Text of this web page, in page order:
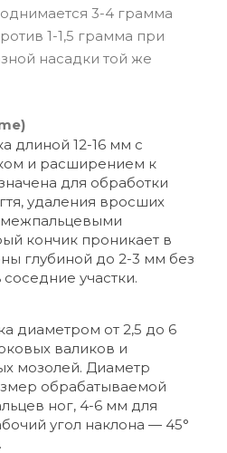
3-4 грамма
1-1,5 грамма при
насадки той же
длиной 12-16 мм с
и расширением к
для обработки
удаления вросших
межпальцевыми
кончик проникает в
глубиной до 2-3 мм без
участки.
диаметром от 2,5 до 6
валиков и
мозолей. Диаметр
обрабатываемой
ног, 4-6 мм для
угол наклона — 45°